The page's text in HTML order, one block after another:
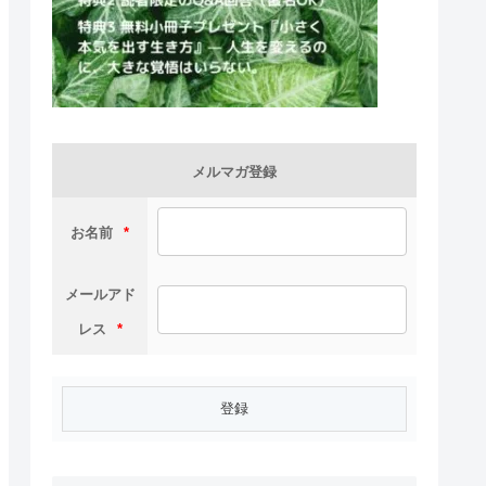
メルマガ登録
お名前 *
メールアド
レス *